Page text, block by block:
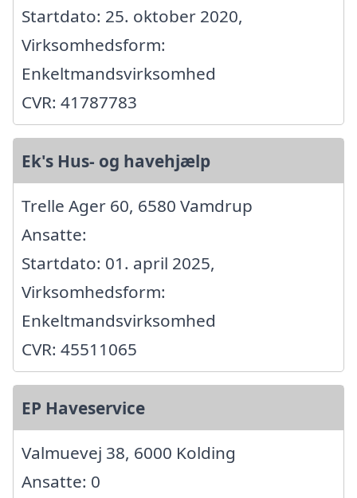
Startdato: 25. oktober 2020,
Virksomhedsform:
Enkeltmandsvirksomhed
CVR: 41787783
Ek's Hus- og havehjælp
Trelle Ager 60, 6580 Vamdrup
Ansatte:
Startdato: 01. april 2025,
Virksomhedsform:
Enkeltmandsvirksomhed
CVR: 45511065
EP Haveservice
Valmuevej 38, 6000 Kolding
Ansatte: 0